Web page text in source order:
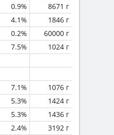
0.9%
8671 г
4.1%
1846 г
0.2%
60000 г
7.5%
1024 г
7.1%
1076 г
5.3%
1424 г
5.3%
1436 г
2.4%
3192 г